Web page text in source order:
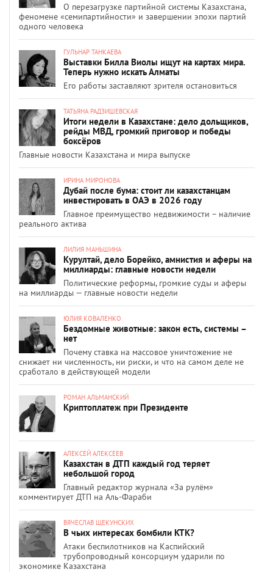
О перезагрузке партийной системы Казахстана,
феномене «семипартийности» и завершении эпохи партий
одного человека
ГУЛЬНАР ТАНКАЕВА
Выставки Билла Виолы ищут на картах мира.
Теперь нужно искать Алматы
Его работы заставляют зрителя остановиться
ТАТЬЯНА РАДЗИШЕВСКАЯ
Итоги недели в Казахстане: дело дольщиков,
рейды МВД, громкий приговор и победы
боксёров
Главные новости Казахстана и мира выпуске
ИРИНА МИРОНОВА
Дубай после бума: стоит ли казахстанцам
инвестировать в ОАЭ в 2026 году
Главное преимущество недвижимости – наличие
реального актива
ЛИЛИЯ МАНЬШИНА
Курултай, дело Борейко, амнистия и аферы на
миллиарды: главные новости недели
Политические реформы, громкие суды и аферы
на миллиарды — главные новости недели
ЮЛИЯ КОВАЛЕНКО
Бездомные животные: закон есть, системы –
нет
Почему ставка на массовое уничтожение не
снижает ни численность, ни риски, и что на самом деле не
сработало в действующей модели
РОМАН АЛЬМАНСКИЙ
Криптоплатеж при Президенте
АЛЕКСЕЙ АЛЕКСЕЕВ
Казахстан в ДТП каждый год теряет
небольшой город
Главный редактор журнала «За рулём»
комментирует ДТП на Аль-Фараби
ВЯЧЕСЛАВ ЩЕКУНСКИХ
В чьих интересах бомбили КТК?
Атаки беспилотников на Каспийский
трубопроводный консорциум ударили по
экономике Казахстана